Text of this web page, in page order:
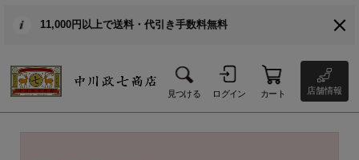
11,000円以上で送料・代引き手数料無料
見つける ログイン カート 店舗情報